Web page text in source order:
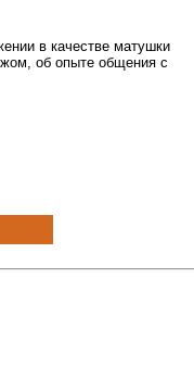
в качестве матушки
об опыте общения с